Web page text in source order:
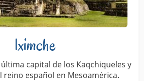
Iximche
capital de los Kaqchiqueles y
reino español en Mesoamérica.